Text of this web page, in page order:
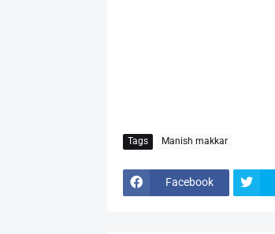
Tags Manish makkar
Facebook